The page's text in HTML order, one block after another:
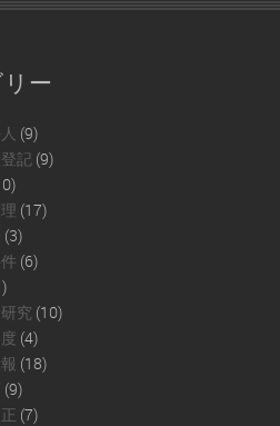
ー
(9)
記 (9)
(17)
(3)
(6)
究 (10)
(4)
(18)
(9)
(7)